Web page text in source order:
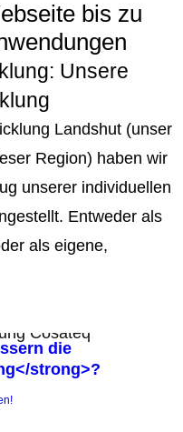
bis zu
Unsere
Landshut (unser
Region) haben wir
unserer individuellen
Entweder als
als eigene,
die
strong>?